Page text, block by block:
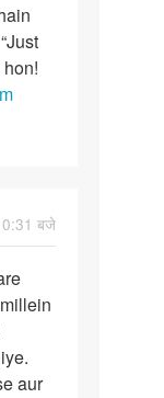
बजे
aur